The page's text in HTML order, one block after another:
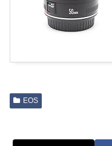
EOS